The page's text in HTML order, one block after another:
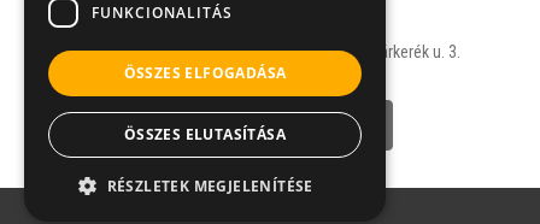
1148 Budapest, Bolgárkerék u. 3.
NÉVJEGY
FUNKCIONALITÁS
ÖSSZES ELFOGADÁSA
ÖSSZES ELUTASÍTÁSA
RÉSZLETEK MEGJELENÍTÉSE